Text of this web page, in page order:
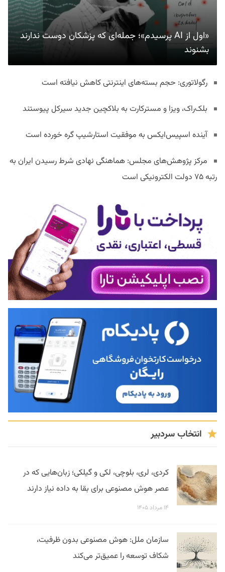
«اول از AI پرسیدم»؛ جمله‌ای که پزشکان دوست ندارند
بشنوند
رگولاتوری: حجم بسته‌های اینترنتی کاهش نیافته است
بلک‌راک، ویزا و مسترکارت به بلاکچین جدید سیرکل پیوستند
آینده اسپیس‌ایکس به موفقیت استارشیپ گره خورده است
مرکز پژوهش‌های مجلس: هماهنگی نهادی شرط رسیدن ایران به
رتبه ۷۵ دولت الکترونیکی است
انتخاب سردبیر
کردی، لری، بلوچی، لکی و گیلکی؛ زبان‌هایی که در
عصر هوش مصنوعی برای بقا به داده نیاز دارند
۱۴ مرداد ۱۴۰۵
سازمان ملل: هوش مصنوعی بدون ظرفیت،
شکاف توسعه را عمیق‌تر می‌کند